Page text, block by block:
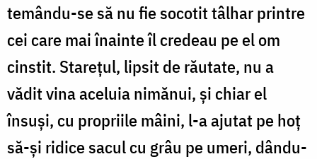
temându-se să nu fie socotit tâlhar printre
cei care mai înainte îl credeau pe el om
cinstit. Stareţul, lipsit de răutate, nu a
vădit vina aceluia nimănui, şi chiar el
însuşi, cu propriile mâini, l-a ajutat pe hoţ
să-şi ridice sacul cu grâu pe umeri, dându-